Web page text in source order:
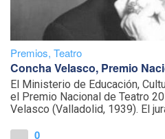
Premios, Teatro
Concha Velasco, Premio
El Ministerio de Educación,
el Premio Nacional de Teatro
Velasco (Valladolid, 1939). El
0